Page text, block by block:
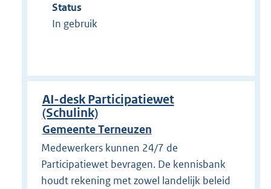
Status
In gebruik
AI-desk Participatiewet
(Schulink)
Gemeente Terneuzen
Medewerkers kunnen 24/7 de
Participatiewet bevragen. De kennisbank
houdt rekening met zowel landelijk beleid